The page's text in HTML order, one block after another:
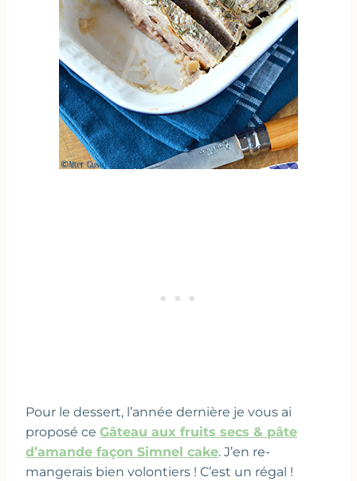
Pour le dessert, l’année dernière je vous ai
proposé ce Gâteau aux fruits secs & pâte
d’amande façon Simnel cake. J’en re-
mangerais bien volontiers ! C’est un régal !